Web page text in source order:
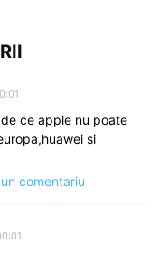
ce apple nu poate
si
comentariu